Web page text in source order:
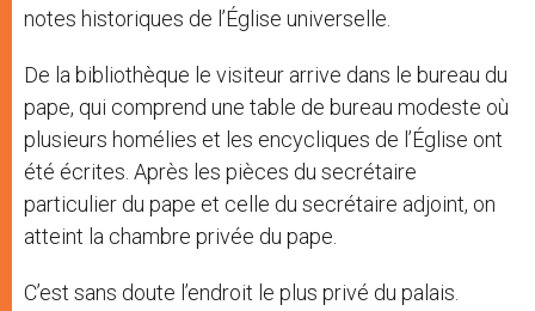
notes historiques de l’Église universelle.
De la bibliothèque le visiteur arrive dans le bureau du
pape, qui comprend une table de bureau modeste où
plusieurs homélies et les encycliques de l’Église ont
été écrites. Après les pièces du secrétaire
particulier du pape et celle du secrétaire adjoint, on
atteint la chambre privée du pape.
C’est sans doute l’endroit le plus privé du palais.